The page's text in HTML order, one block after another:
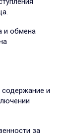
и обмена
содержание и
за